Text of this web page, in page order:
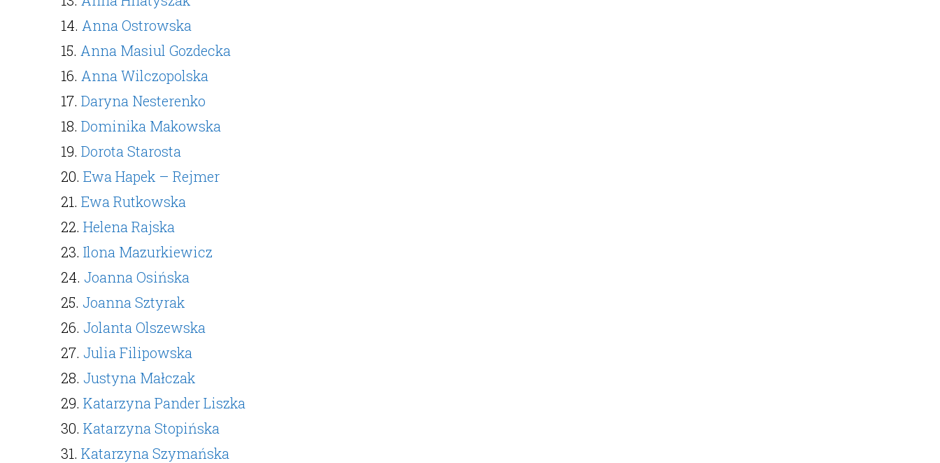
14. Anna Ostrowska
15. Anna Masiul Gozdecka
16. Anna Wilczopolska
17. Daryna Nesterenko
18. Dominika Makowska
19. Dorota Starosta
20. Ewa Hapek – Rejmer
21. Ewa Rutkowska
22. Helena Rajska
23. Ilona Mazurkiewicz
24. Joanna Osińska
25. Joanna Sztyrak
26. Jolanta Olszewska
27. Julia Filipowska
28. Justyna Małczak
29. Katarzyna Pander Liszka
30. Katarzyna Stopińska
31. Katarzyna Szymańska